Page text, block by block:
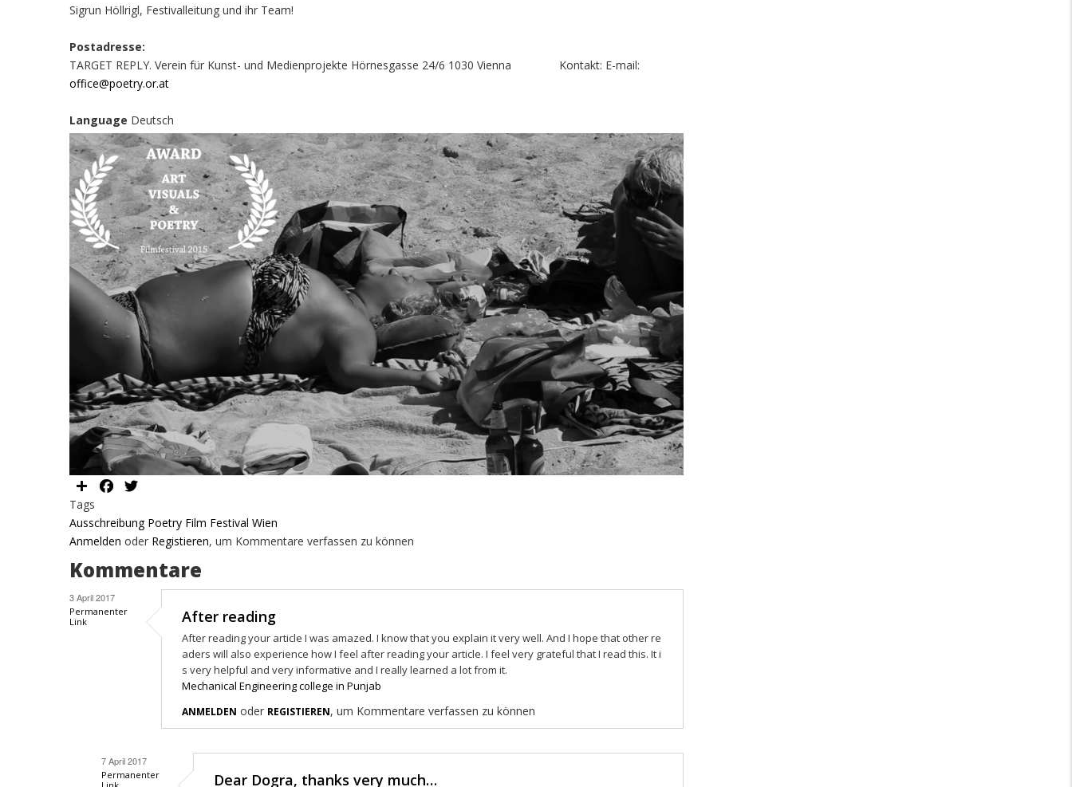
Sigrun Höllrigl, Festivalleitung und ihr Team!
Postadresse:
TARGET REPLY. Verein für Kunst- und Medienprojekte Hörnesgasse 24/6 1030 Vienna Kontakt: E-mail:
office@poetry.or.at
Language Deutsch
ShareFacebook
Tags
Ausschreibung Poetry Film Festival Wien
Anmelden oder Registieren, um Kommentare verfassen zu können
Kommentare
3 April 2017
Permanenter
Link
After reading
After reading your article I was amazed. I know that you explain it very well. And I hope that other re
aders will also experience how I feel after reading your article. I feel very grateful that I read this. It i
s very helpful and very informative and I really learned a lot from it.
Mechanical Engineering college in Punjab
ANMELDEN oder REGISTIEREN, um Kommentare verfassen zu können
7 April 2017
Permanenter
Dear Dogra, thanks very much…